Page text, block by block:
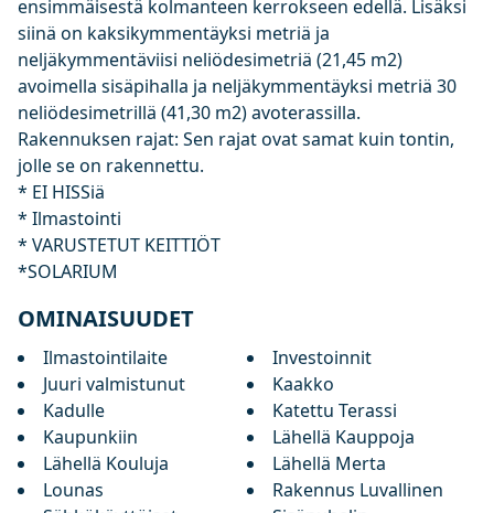
ensimmäisestä kolmanteen kerrokseen edellä. Lisäksi
siinä on kaksikymmentäyksi metriä ja
neljäkymmentäviisi neliödesimetriä (21,45 m2)
avoimella sisäpihalla ja neljäkymmentäyksi metriä 30
neliödesimetrillä (41,30 m2) avoterassilla.
Rakennuksen rajat: Sen rajat ovat samat kuin tontin,
jolle se on rakennettu.
* EI HISSiä
* Ilmastointi
* VARUSTETUT KEITTIÖT
*SOLARIUM
OMINAISUUDET
Ilmastointilaite
Investoinnit
Juuri valmistunut
Kaakko
Kadulle
Katettu Terassi
Kaupunkiin
Lähellä Kauppoja
Lähellä Kouluja
Lähellä Merta
Lounas
Rakennus Luvallinen